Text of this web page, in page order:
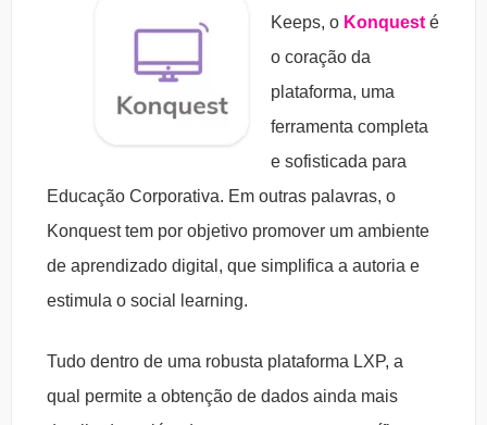
Keeps, o Konquest é
o coração da
plataforma, uma
ferramenta completa
e sofisticada para
Educação Corporativa. Em outras palavras, o
Konquest tem por objetivo promover um ambiente
de aprendizado digital, que simplifica a autoria e
estimula o social learning.
Tudo dentro de uma robusta plataforma LXP, a
qual permite a obtenção de dados ainda mais